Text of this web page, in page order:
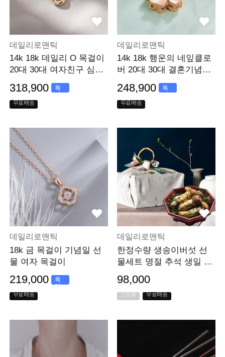
데일리로맨틱
14k 18k 데일리 O 목걸이
20대 30대 여자친구 심플
목걸이 선물
318,900
특
가
무료배송
데일리로맨틱
14k 18k 행운의 네잎클로
버 20대 30대 결혼기념일
248,900
특
가
무료배송
데일리로맨틱
18k 금 목걸이 기념일 선
물 여자 목걸이
219,000
특
가
무료배송
데일리로맨틱
한정수량 생송이버섯 선
물세트 명절 추석 생일 생
98,000
신상품 무료배송